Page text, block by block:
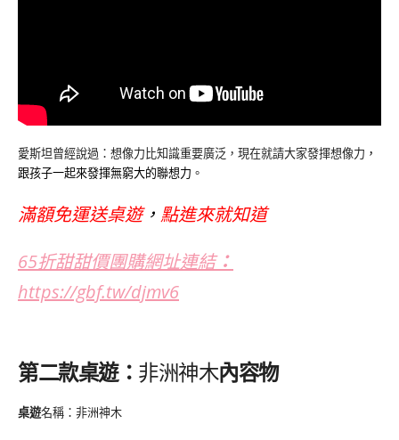
愛斯坦曾經說過：想像力比知識重要廣泛，現在就請大家發揮想像力 ，
跟孩子一起來發揮無窮大的聯想力 。
滿額免運送桌遊， 點進來就知道
65折甜甜價團購網址連結：
https://gbf.tw/djmv6
第二款桌遊： 非洲神木內容物
桌遊名稱：非洲神木